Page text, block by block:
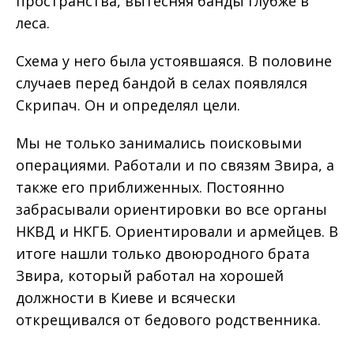
леса.
Схема у него была устоявшаяся. В половине
случаев перед бандой в селах появлялся
Скрипач. Он и определял цели.
Мы не только занимались поисковыми
операциями. Работали и по связям Звира, а
также его приближенных. Постоянно
забрасывали ориентировки во все органы
НКВД и НКГБ. Ориентировали и армейцев. В
итоге нашли только двоюродного брата
Звира, который работал на хорошей
должности в Киеве и всячески
открещивался от бедового родственника.